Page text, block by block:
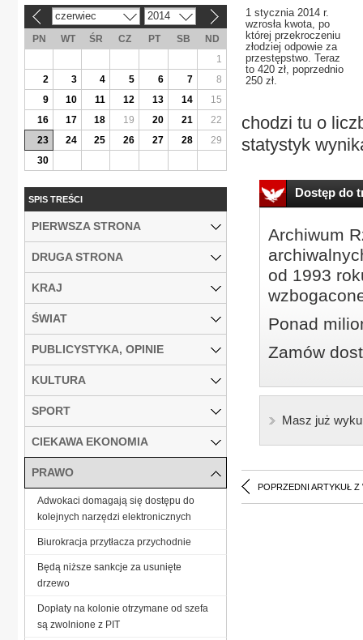
1 stycznia 2014 r.
wzrosła kwota, po
której przekroczeniu
złodziej odpowie za
przestępstwo. Teraz
to 420 zł, poprzednio
250 zł.
chodzi tu o
statystyk
Dostęp do
Archiwum
od 1993
Ponad
Zamów
Masz już
POPRZEDNI ARTYKUŁ Z
czerwiec 2014
PN WT ŚR CZ PT SB
ND
1
2
3 4 5 6 7
8
9
10 11 12 13 14
15
16
17 18 19 20 21
22
23
24 25 26 27 28
29
30
SPIS TREŚCI
PIERWSZA STRONA
DRUGA STRONA
KRAJ
ŚWIAT
PUBLICYSTYKA, OPINIE
KULTURA
SPORT
CIEKAWA EKONOMIA
PRAWO
Adwokaci domagają się dostępu do
kolejnych narzędzi elektronicznych
Biurokracja przytłacza przychodnie
Będą niższe sankcje za usunięte
drzewo
Dopłaty na kolonie otrzymane od szefa
są zwolnione z PIT